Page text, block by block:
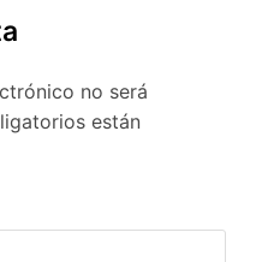
no será
están